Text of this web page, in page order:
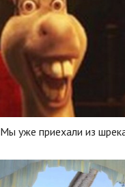
Мы уже приехали из